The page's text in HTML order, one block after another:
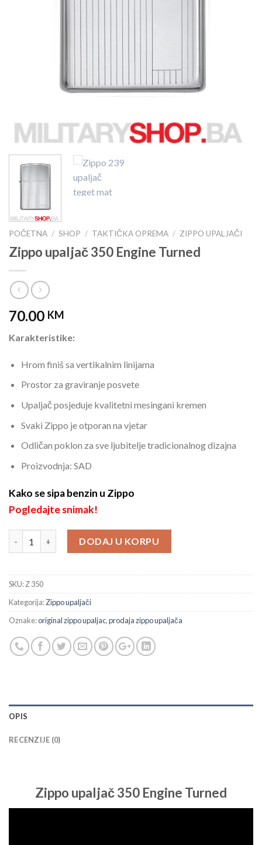
POČETNA / SHOP / TAKTIČKA OPREMA / ZIPPO UPALJAČI
Zippo upaljač 350 Engine Turned
70.00 KM
Karakteristike:
Hrom finiš sa vertikalnim linijama
Prostor za graviranje posvete
Upaljač posjeduje kvalitetni mesingani kremen
Svaki Zippo je otporan na vjetar
Odličan poklon za sve ljubitelje tradicionalnog dizajna
Proizvodnja: SAD
Kako se sipa benzin u Zippo
Pogledajte snimak!
DODAJ U KORPU
SKU:Z 350
Kategorija:Zippo upaljači
Oznake:original zippo upaljac,prodaja zippo upaljača
OPIS
RECENZIJE (0)
Zippo upaljač 350 Engine Turned